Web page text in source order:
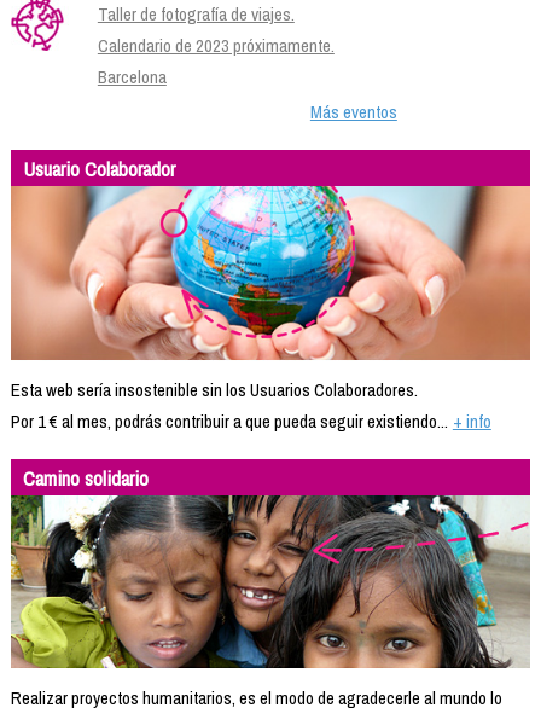
Taller de fotografía de viajes.
Calendario de 2023 próximamente.
Barcelona
Más eventos
Usuario Colaborador
Esta web sería insostenible sin los Usuarios Colaboradores.
Por 1 € al mes, podrás contribuir a que pueda seguir existiendo... + info
Camino solidario
Realizar proyectos humanitarios, es el modo de agradecerle al mundo lo